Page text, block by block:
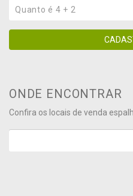
ONDE ENCONTRAR
Confira os locais de venda